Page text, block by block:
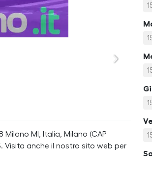
MI, Italia, Milano (CAP
Visita anche il nostro sito web per